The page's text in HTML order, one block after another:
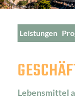
Leistungen
Lebensmittel